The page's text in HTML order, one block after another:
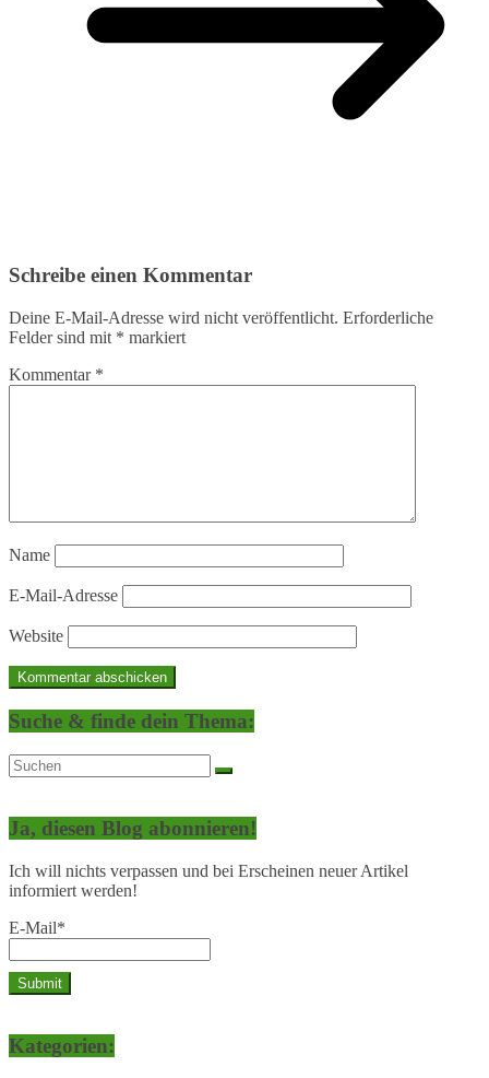
Schreibe einen Kommentar
Deine E-Mail-Adresse wird nicht veröffentlicht. Erforderliche
Felder sind mit * markiert
Kommentar *
Name
E-Mail-Adresse
Website
Suche & finde dein Thema:
Ja, diesen Blog abonnieren!
Ich will nichts verpassen und bei Erscheinen neuer Artikel
informiert werden!
E-Mail*
Kategorien: